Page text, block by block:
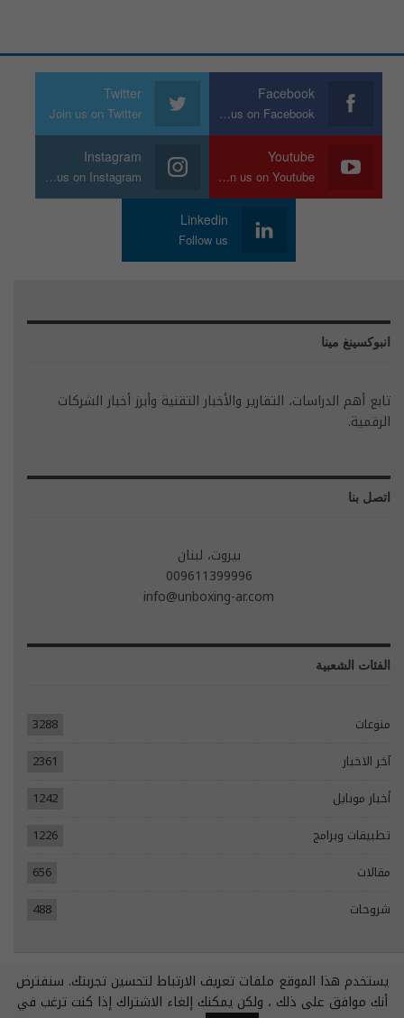
Facebook
Join us on Facebook
Twitter
Join us on Twitter
Youtube
Join us on Youtube
Instagram
Join us on Instagram
Linkedin
Follow us
انبوكسينغ مينا
تابع أهم الدراسات، التقارير والأخبار التقنية وأبرز أخبار الشركات
الرقمية.
اتصل بنا
بيروت، لبنان
009611399996
info@unboxing-ar.com
الفئات الشعبية
منوعات
3288
آخر الاخبار
2361
أخبار موبايل
1242
تطبيقات وبرامج
1226
مقالات
656
شروحات
488
© 2026 - جميع الحقوق محفوظة.
تصميم مواقع انترنت:
يستخدم هذا الموقع ملفات تعريف الارتباط لتحسين تجربتك. سنفترض
أنك موافق على ذلك ، ولكن يمكنك إلغاء الاشتراك إذا كنت ترغب في